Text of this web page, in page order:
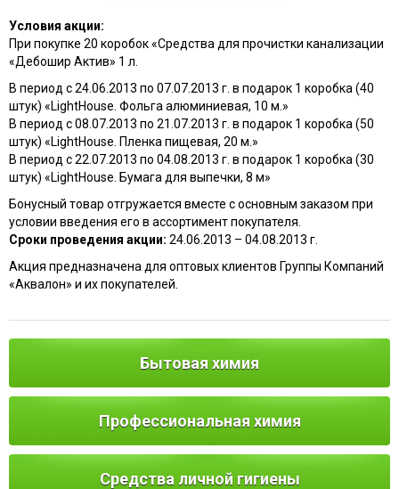
Условия акции:
При покупке 20 коробок «Средства для прочистки канализации
«Дебошир Актив» 1 л.
В период с 24.06.2013 по 07.07.2013 г. в подарок 1 коробка (40
штук) «LightHouse. Фольга алюминиевая, 10 м.»
В период с 08.07.2013 по 21.07.2013 г. в подарок 1 коробка (50
штук) «LightHouse. Пленка пищевая, 20 м.»
В период с 22.07.2013 по 04.08.2013 г. в подарок 1 коробка (30
штук) «LightHouse. Бумага для выпечки, 8 м»
Бонусный товар отгружается вместе с основным заказом при
условии введения его в ассортимент покупателя.
Сроки проведения акции: 24.06.2013 – 04.08.2013 г.
Акция предназначена для оптовых клиентов Группы Компаний
«Аквалон» и их покупателей.
Бытовая химия
Профессиональная химия
Средства личной гигиены